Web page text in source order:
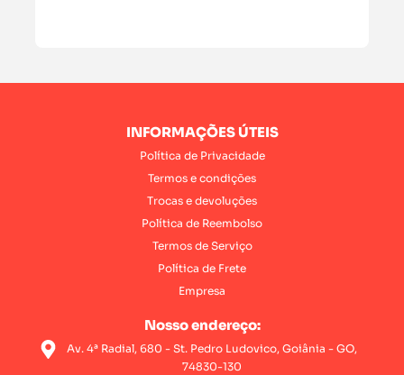
INFORMAÇÕES ÚTEIS
Política de Privacidade
Termos e condições
Trocas e devoluções
Política de Reembolso
Termos de Serviço
Política de Frete
Empresa
Nosso endereço:
Av. 4ª Radial, 680 - St. Pedro Ludovico, Goiânia - GO,
74830-130